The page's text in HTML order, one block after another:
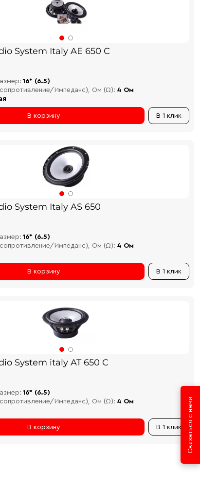
System Italy AE 650 C
16* (6.5)
сопротивление/Импеданс), Ом (Ω): 4 Ом
В 1 клик
В корзину
System Italy AS 650
16* (6.5)
сопротивление/Импеданс), Ом (Ω): 4 Ом
В 1 клик
В корзину
System italy AT 650 C
16* (6.5)
сопротивление/Импеданс), Ом (Ω): 4 Ом
В 1 клик
В корзину Связаться с нами